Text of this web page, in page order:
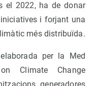
el 2022, ha de donar
i forjant una
més distribuïda.
per la Med
Climate Change